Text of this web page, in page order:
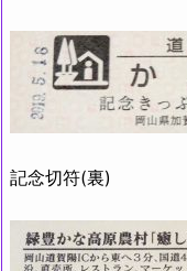
記念切符(裏)